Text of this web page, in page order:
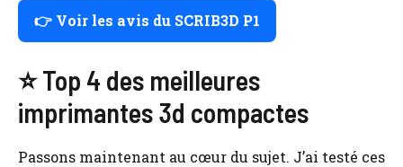
👉 Voir les avis du SCRIB3D P1
⭐ Top 4 des meilleures
imprimantes 3d compactes
Passons maintenant au cœur du sujet. J’ai testé ces